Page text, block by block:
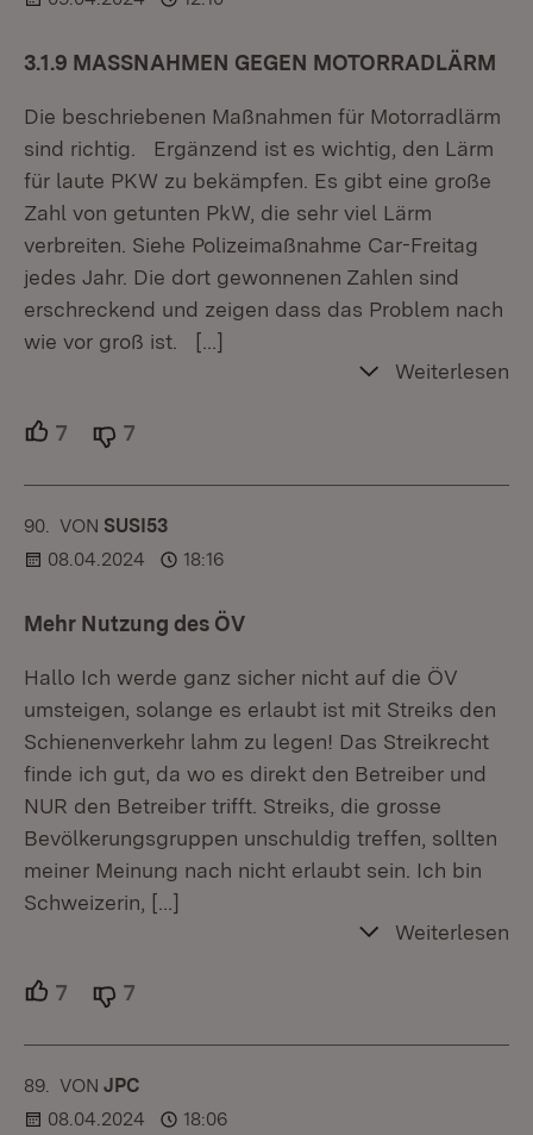
3.1.9 MASSNAHMEN GEGEN MOTORRADLÄRM
Die beschriebenen Maßnahmen für Motorradlärm
sind richtig. Ergänzend ist es wichtig, den Lärm
für laute PKW zu bekämpfen. Es gibt eine große
Zahl von getunten PkW, die sehr viel Lärm
verbreiten. Siehe Polizeimaßnahme Car-Freitag
jedes Jahr. Die dort gewonnenen Zahlen sind
erschreckend und zeigen dass das Problem nach
wie vor groß ist.
[…]
Weiterlesen
7 Unterstützer.
7
90. KOMMENTAR
VON :SUSI53
08.04.2024
18:16
Mehr Nutzung des ÖV
Hallo Ich werde ganz sicher nicht auf die ÖV
umsteigen, solange es erlaubt ist mit Streiks den
Schienenverkehr lahm zu legen! Das Streikrecht
finde ich gut, da wo es direkt den Betreiber und
NUR den Betreiber trifft. Streiks, die grosse
Bevölkerungsgruppen unschuldig treffen, sollten
meiner Meinung nach nicht erlaubt sein. Ich bin
Schweizerin, […]
Weiterlesen
7 Unterstützer.
7
89. KOMMENTAR
VON :JPC
08.04.2024
18:06